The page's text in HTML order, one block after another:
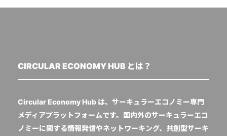
CIRCULAR ECONOMY HUB とは？
Circular Economy Hub は、サーキュラーエコノミー専門
メディアプラットフォームです。国内外のサーキュラーエコ
ノミーに関する情報発信やネットワーキング、共創型サーキ